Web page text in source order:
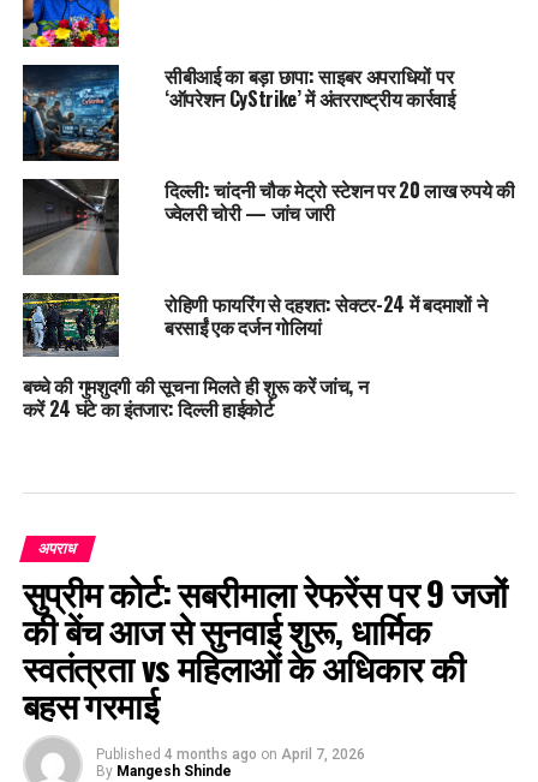
सीबीआई का बड़ा छापा: साइबर अपराधियों पर
‘ऑपरेशन CyStrike’ में अंतरराष्ट्रीय कार्रवाई
दिल्ली: चांदनी चौक मेट्रो स्टेशन पर 20 लाख रुपये की
ज्वेलरी चोरी — जांच जारी
रोहिणी फायरिंग से दहशत: सेक्टर-24 में बदमाशों ने
बरसाईं एक दर्जन गोलियां
बच्चे की गुमशुदगी की सूचना मिलते ही शुरू करें जांच, न
करें 24 घंटे का इंतजार: दिल्ली हाईकोर्ट
अपराध
सुप्रीम कोर्ट: सबरीमाला रेफरेंस पर 9 जजों
की बेंच आज से सुनवाई शुरू, धार्मिक
स्वतंत्रता vs महिलाओं के अधिकार की
बहस गरमाई
Published 4 months ago on April 7, 2026
By Mangesh Shinde